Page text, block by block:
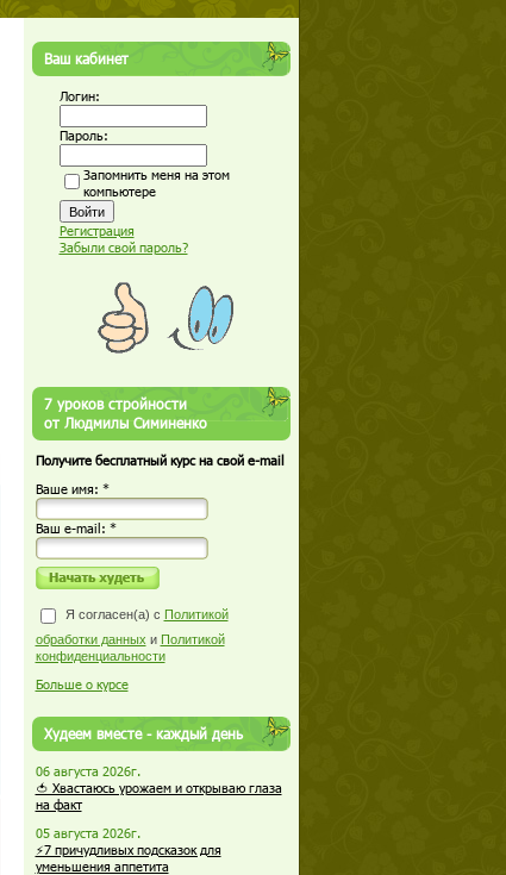
Ваш кабинет
Логин:
Пароль:
Запомнить меня на этом
компьютере
Регистрация
Забыли свой пароль?
7 уроков стройности
от Людмилы Симиненко
Получите бесплатный курс на свой e-mail
Ваше имя: *
Ваш е-mail: *
Я согласен(а) с Политикой
обработки данных и Политикой
конфиденциальности
Больше о курсе
Худеем вместе - каждый день
06 августа 2026г.
🍅 Хвастаюсь урожаем и открываю глаза
на факт
05 августа 2026г.
⚡7 причудливых подсказок для
уменьшения аппетита